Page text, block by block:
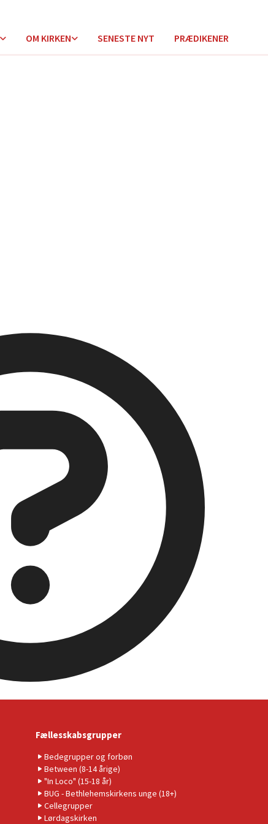
OM KIRKEN SENESTE NYT PRÆDIKENER
Fællesskabsgrupper
Bedegrupper og forbøn
Between (8-14 årige)
"In Loco" (15-18 år)
BUG - Bethlehemskirkens unge (18+)
Cellegrupper
Lørdagskirken